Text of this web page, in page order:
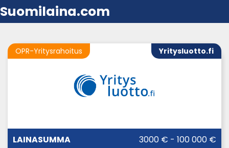
Suomilaina.com
Yritysluotto.fi
OPR-Yritysrahoitus
LAINASUMMA KORKO3000 € - 100 000 €